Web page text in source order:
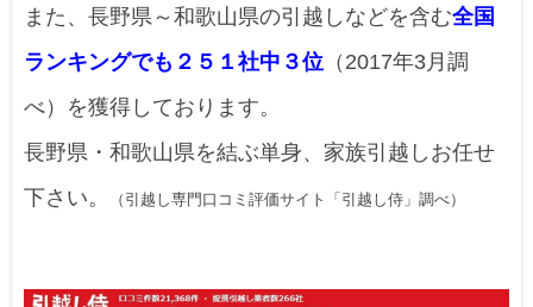
また、長野県～和歌山県の引越しなどを含む全国
ランキングでも２５１社中３位 （2017年3月調
べ）を獲得しております。
長野県・和歌山県を結ぶ単身、家族引越しお任せ
下さい。
（引越し専門口コミ評価サイト「引越し侍」調べ）